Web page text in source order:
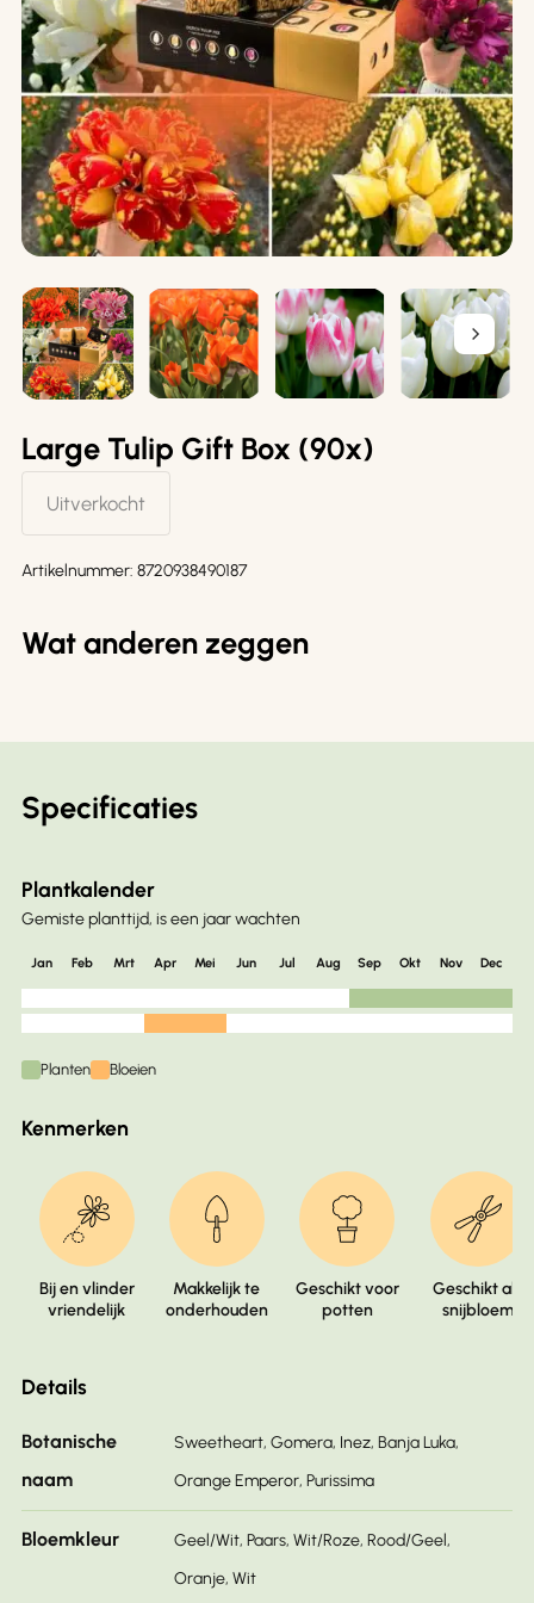
Large Tulip Gift Box (90x)
Uitverkocht
Artikelnummer: 8720938490187
Wat anderen zeggen
Specificaties
Plantkalender
Gemiste planttijd, is een jaar wachten
Jan Feb Mrt Apr Mei Jun Jul Aug Sep Okt Nov Dec
Planten Bloeien
Kenmerken
Bij en vlinder
vriendelijk
Makkelijk te
onderhouden
Geschikt voor
potten
Geschikt als
snijbloem
Details
Botanische
naam
Sweetheart, Gomera, Inez, Banja Luka,
Orange Emperor, Purissima
Bloemkleur
Geel/Wit, Paars, Wit/Roze, Rood/Geel,
Oranje, Wit